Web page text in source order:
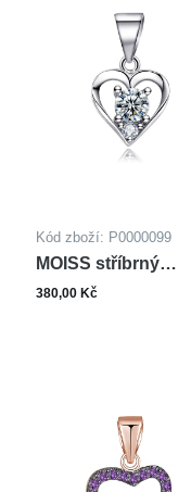
Kód zboží: P0000099
MOISS stříbrný
přívěsek SRDCE
380,00 Kč